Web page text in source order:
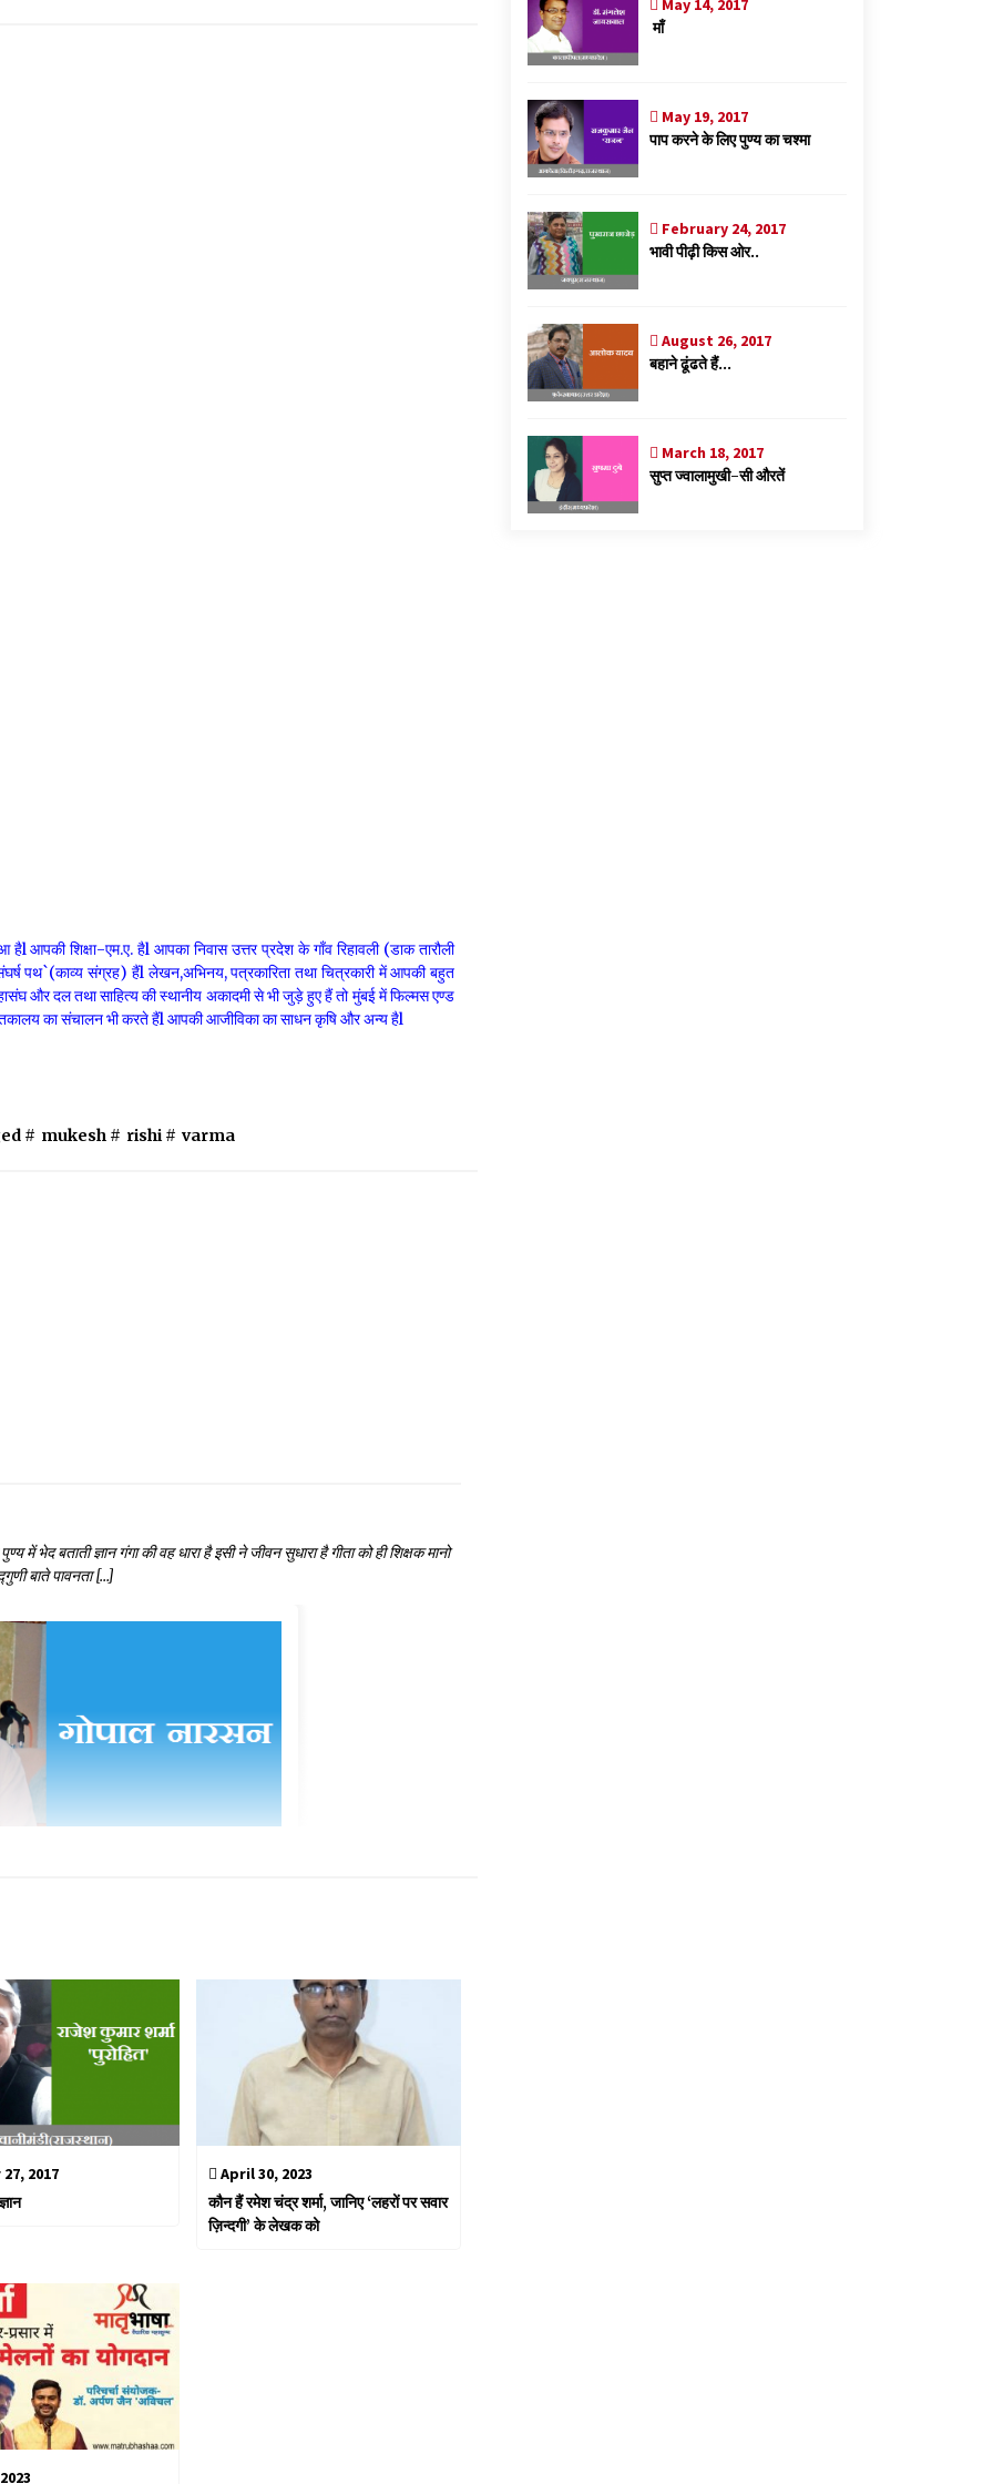
शिक्षा-एम.ए. हैl आपका निवास उत्तर प्रदेश के गाँव रिहावली (डाक तारौली
पथ`(काव्य संग्रह) हैंl लेखन,अभिनय, पत्रकारिता तथा चित्रकारी में आपकी बहुत
और दल तथा साहित्य की स्थानीय अकादमी से भी जुड़े हुए हैं तो मुंबई में फिल्मस एण्ड
का संचालन भी करते हैंl आपकी आजीविका का साधन कृषि और अन्य हैl
# mukesh # rishi # varma
में भेद बताती ज्ञान गंगा की वह धारा है इसी ने जीवन सुधारा है गीता को ही शिक्षक मानो
बाते पावनता […]
2017
April 30, 2023
कौन हैं रमेश चंद्र शर्मा, जानिए ‘लहरों पर सवार
ज़िन्दगी’ के लेखक को
May 14, 2017
माँ
May 19, 2017
पाप करने के लिए पुण्य का चश्मा
February 24, 2017
भावी पीढ़ी किस ओर..
August 26, 2017
बहाने ढूंढते हैं…
March 18, 2017
सुप्त ज्वालामुखी-सी औरतें